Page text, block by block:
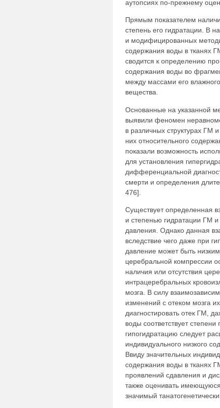
аутопсиях по-прежнему
Прямым показателем
степень его гидратации. В
и модифицированных
содержания воды в тканях
сводится к определению
содержания воды во
между массами его
вещества.
Основанные на указанной
выявили феномен
в различных структурах ГМ
них относительного
показали возможность
для установления
дифференциальной
смерти и определения
476].
Существует определенная
и степенью гидратации ГМ
давления. Однако данная
вследствие чего даже при
давление может быть
церебральной компрессии
наличия или отсутствия
интрацеребральных
мозга. В силу
изменений с отеком мозга
диагностировать отек ГМ,
воды соответствует
гипогидратацию следует
индивидуального низкого
Ввиду значительных
содержания воды в тканях
проявлений сдавления и
также оценивать
значимый